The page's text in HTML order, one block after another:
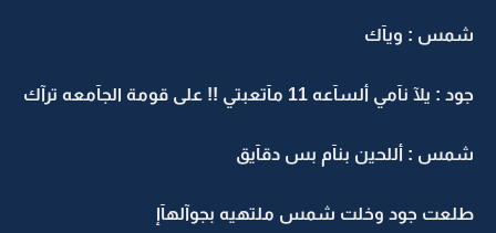
شمس : ويآك
جود : يلآ نآمي ألسآعه 11 مآتعبتي !! على قومة الجآمعه ترآك
شمس : أللحين بنآم بس دقآيق
طلعت جود وخلت شمس ملتهيه بجوآلهآإ